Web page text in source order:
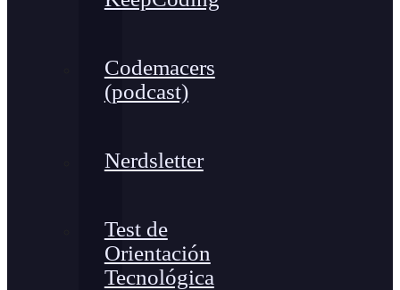
Codemacers
(podcast)
Nerdsletter
Test de
Orientación
Tecnológica